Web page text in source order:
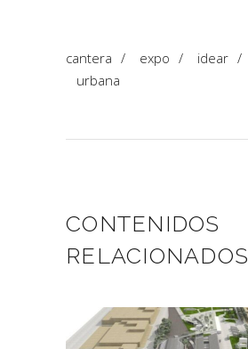
cantera / expo / idear /
urbana
CONTENIDOS
RELACIONADOS